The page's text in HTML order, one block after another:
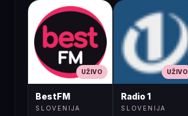
UŽIVO
BestFM
SLOVENIJA
UŽIVO
Radio 1
SLOVENIJA